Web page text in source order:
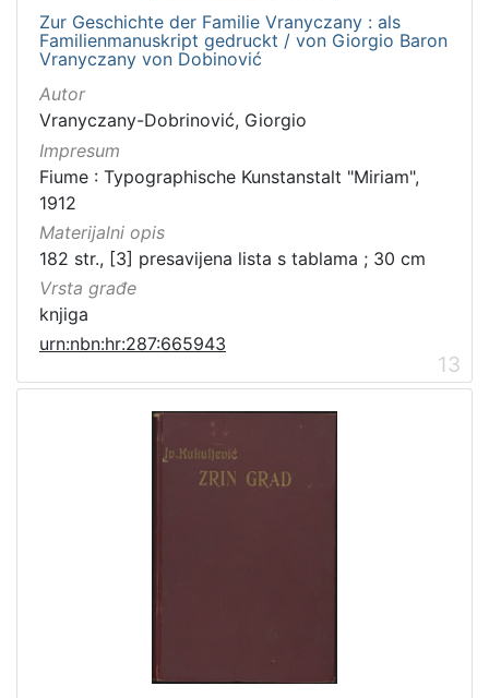
Zur Geschichte der Familie Vranyczany : als
Familienmanuskript gedruckt / von Giorgio Baron
Vranyczany von Dobinović
Autor
Vranyczany-Dobrinović, Giorgio
Impresum
Fiume : Typographische Kunstanstalt "Miriam",
1912
Materijalni opis
182 str., [3] presavijena lista s tablama ; 30 cm
Vrsta građe
knjiga
urn:nbn:hr:287:665943
13